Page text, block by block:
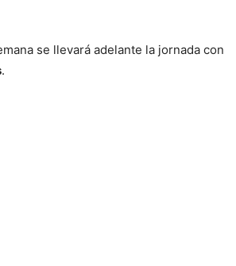
se llevará adelante la jornada con
.